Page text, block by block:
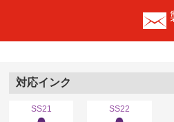
対応インク
SS21 SS22